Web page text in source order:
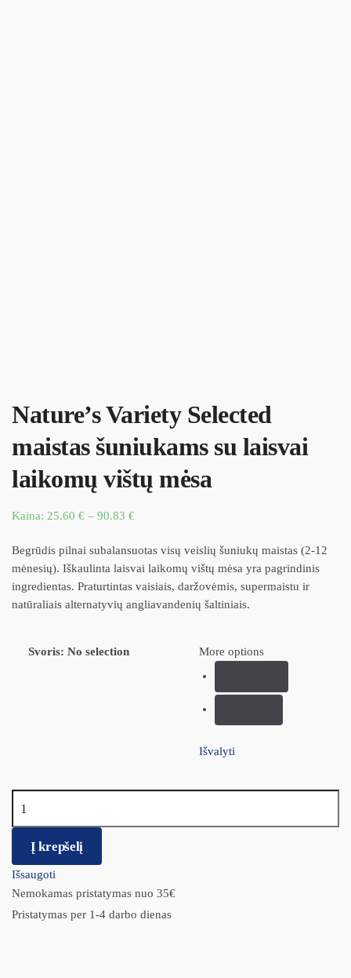
Nature’s Variety Selected
maistas šuniukams su laisvai
laikomų vištų mėsa
Kaina: 25.60 € – 90.83 €
Begrūdis pilnai subalansuotas visų veislių šuniukų maistas (2-12
mėnesių). Iškaulinta laisvai laikomų vištų mėsa yra pagrindinis
ingredientas. Praturtintas vaisiais, daržovėmis, supermaistu ir
natūraliais alternatyvių angliavandenių šaltiniais.
Svoris: No selection More options
Išvalyti
Į krepšelį
Išsaugoti
Nemokamas pristatymas nuo 35€
Pristatymas per 1-4 darbo dienas